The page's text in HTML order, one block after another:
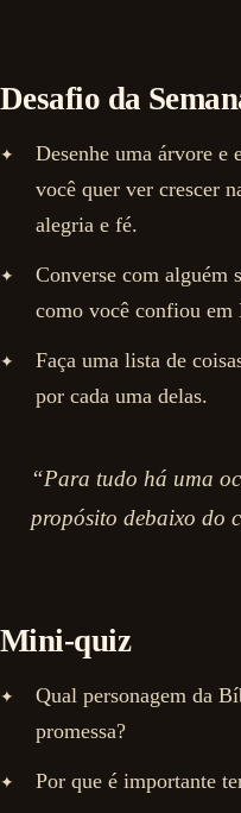
Desafio da
Desenhe uma árvore e
você quer ver crescer
alegria e fé.
Converse com alguém
como você confiou em
Faça uma lista de
por cada uma delas.
“Para tudo há uma
propósito debaixo do
Mini-quiz
Qual personagem da
promessa?
Por que é importante